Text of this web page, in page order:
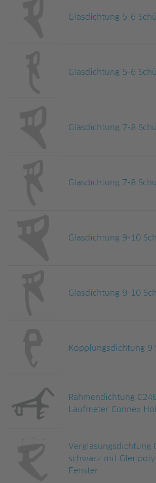
Glasdichtung 5-6
Glasdichtung 5-6
Glasdichtung 7-8
Glasdichtung 7-8
Glasdichtung 9-10
Glasdichtung 9-10
Kopplungsdichtung 9
Rahmendichtung
Laufmeter Connex
Verglasungsdichtung
schwarz mit
Fenster